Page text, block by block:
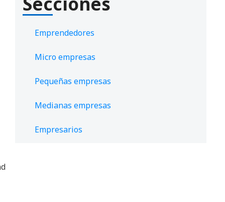
Emprendedores
Micro empresas
Pequeñas empresas
Medianas empresas
Empresarios